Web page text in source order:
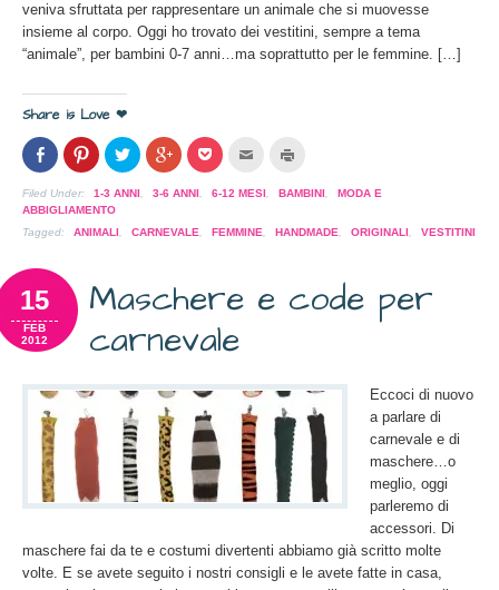
veniva sfruttata per rappresentare un animale che si muovesse
insieme al corpo. Oggi ho trovato dei vestitini, sempre a tema
“animale”, per bambini 0-7 anni…ma soprattutto per le femmine. […]
Share is Love ❤
Condividi
su
Facebook
(Si
apre
in
una
Clicca
per
condividere
su
Pinterest
(Si
apre
finestra)
Clicca
per
condividere
su
apre
finestra)
Clicca
per
condividere
su
apre
finestra)
Clicca
per
su
apre
Clicca
l'articolo
ad
in
una
(Si
una
Filed Under: 1-3 ANNI 3-6 ANNI 6-12 MESI BAMBINI
MODA E
ABBIGLIAMENTO
Tagged:
ANIMALI CARNEVALE FEMMINE HANDMADE ORIGINALI VESTITINI
Maschere e code per
carnevale
15
FEB
2012
Eccoci di nuovo
a parlare di
carnevale e di
maschere…o
meglio, oggi
parleremo di
accessori. Di
maschere fai da te e costumi divertenti abbiamo già scritto molte
volte. E se avete seguito i nostri consigli e le avete fatte in casa,